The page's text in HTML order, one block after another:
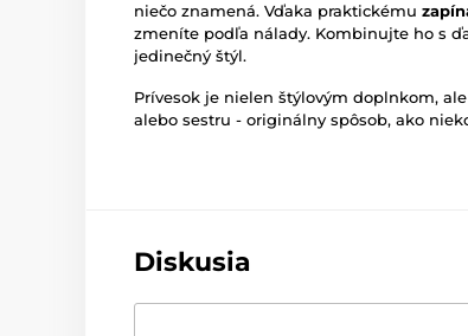
niečo znamená. Vďaka praktickému
zmeníte podľa nálady. Kombinujte ho s
jedinečný štýl.
Prívesok je nielen štýlovým doplnkom,
alebo sestru - originálny spôsob, ako
Diskusia